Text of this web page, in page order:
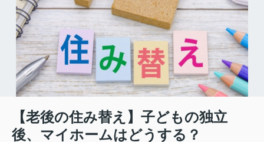
【老後の住み替え】子どもの独立
後、マイホームはどうする？